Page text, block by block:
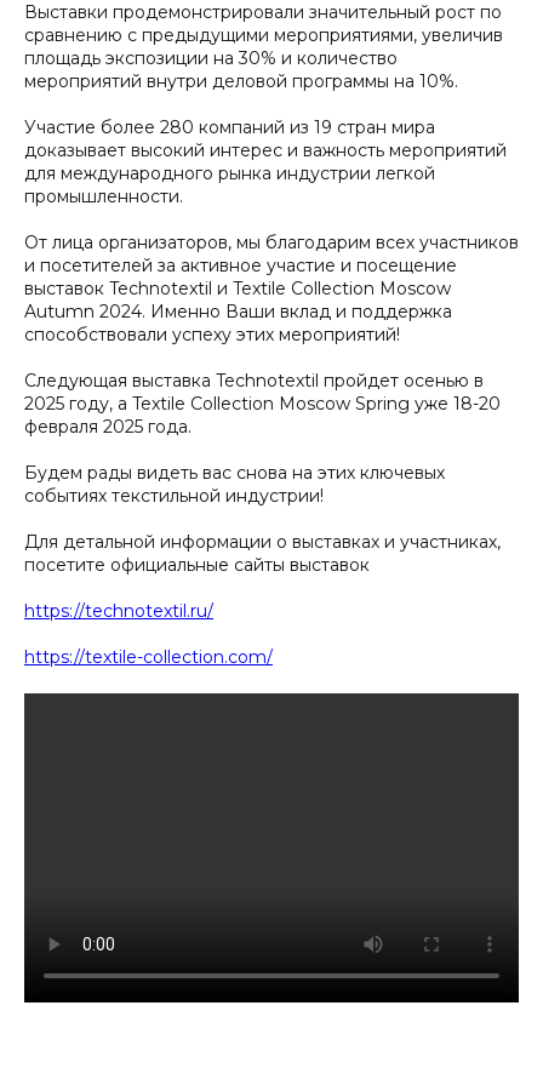
Выставки продемонстрировали значительный рост по
сравнению с предыдущими мероприятиями, увеличив
площадь экспозиции на 30% и количество
мероприятий внутри деловой программы на 10%.
Участие более 280 компаний из 19 стран мира
доказывает высокий интерес и важность мероприятий
для международного рынка индустрии легкой
промышленности.
От лица организаторов, мы благодарим всех участников
и посетителей за активное участие и посещение
выставок Technotextil и Textile Collection Moscow
Autumn 2024. Именно Ваши вклад и поддержка
способствовали успеху этих мероприятий!
Следующая выставка Technotextil пройдет осенью в
2025 году, а Textile Collection Moscow Spring уже 18-20
февраля 2025 года.
Будем рады видеть вас снова на этих ключевых
событиях текстильной индустрии!
Для детальной информации о выставках и участниках,
посетите официальные сайты выставок
https://technotextil.ru/
https://textile-collection.com/